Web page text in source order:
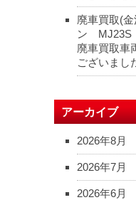
廃車買取(
ン
廃車買取車
ございまし
アーカイブ
2026年8月
2026年7月
2026年6月